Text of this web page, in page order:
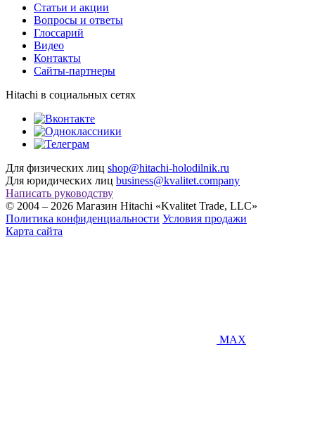
Cтатьи и акции
Вопросы и ответы
Глоссарий
Видео
Контакты
Сайты-партнеры
Hitachi в социальных сетях
Для физических лиц shop@hitachi-holodilnik.ru
Для юридических лиц business@kvalitet.company
Написать руководству
© 2004 – 2026 Магазин Hitachi «Kvalitet Trade, LLC»
Политика конфиденциальности Условия продажи
Карта сайта
MAX